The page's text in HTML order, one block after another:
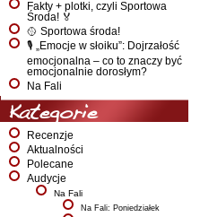
Fakty + plotki, czyli Sportowa
Środa! 🏅
🥎 Sportowa środa!
🎙️ „Emocje w słoiku”: Dojrzałość
emocjonalna – co to znaczy być
emocjonalnie dorosłym?
Na Fali
Kategorie
Recenzje
Aktualności
Polecane
Audycje
Na Fali
Na Fali: Poniedziałek